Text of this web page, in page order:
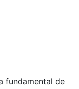
fundamental de